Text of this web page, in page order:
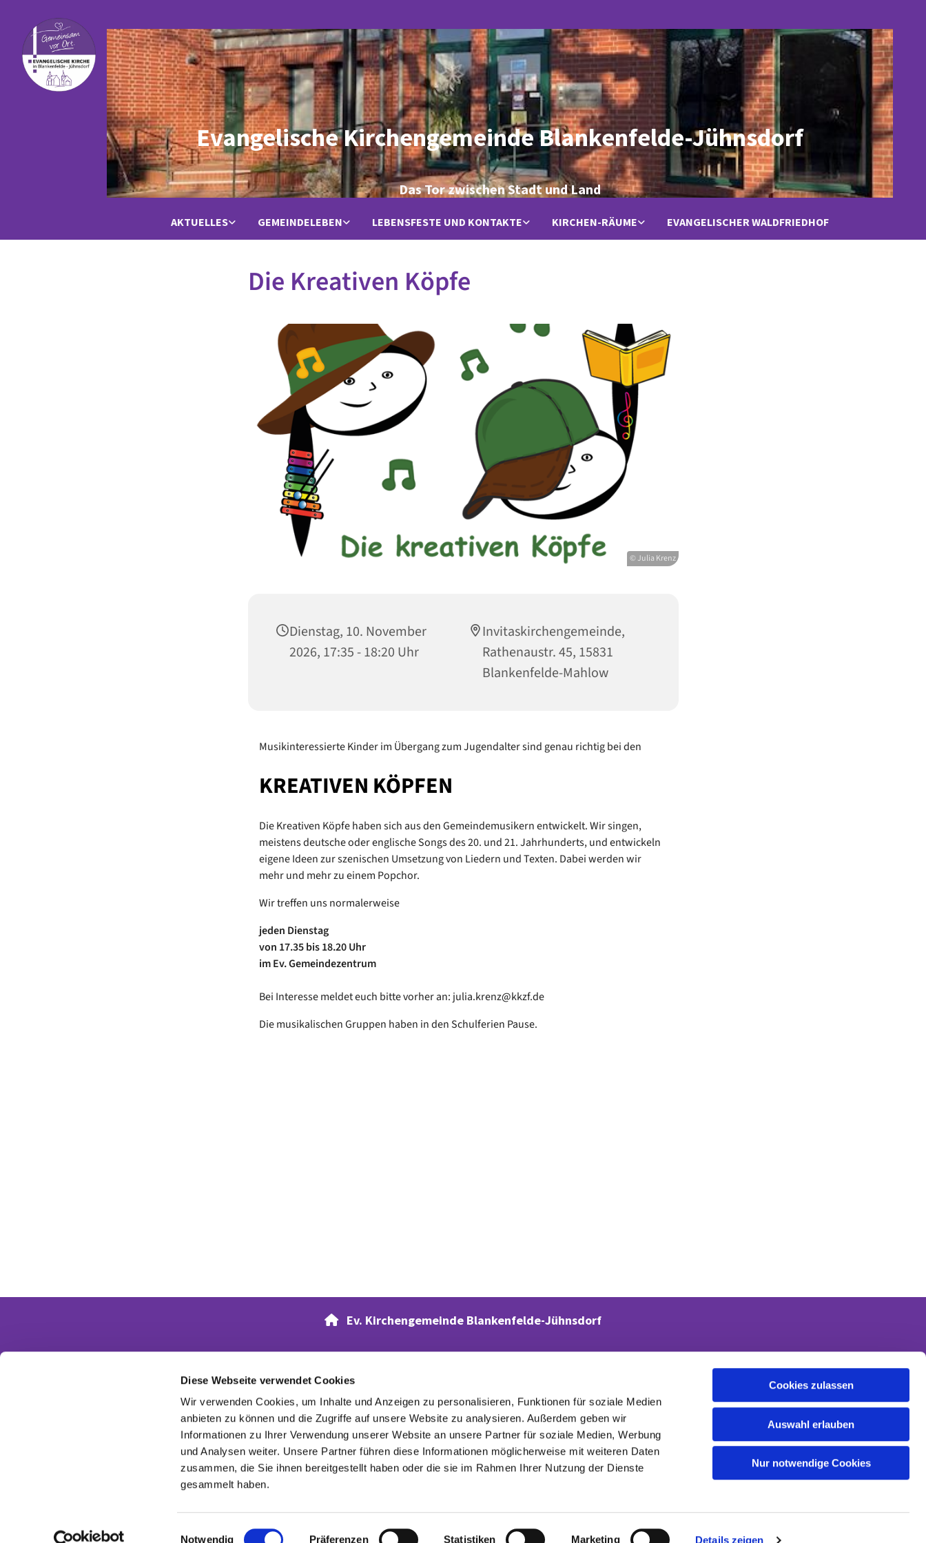
Diese Webseite verwendet Cookies
Wir verwenden Cookies, um Inhalte und Anzeigen zu personalisieren, Funktionen für soziale Medien
anbieten zu können und die Zugriffe auf unsere Website zu analysieren. Außerdem geben wir
Informationen zu Ihrer Verwendung unserer Website an unsere Partner für soziale Medien, Werbung
und Analysen weiter. Unsere Partner führen diese Informationen möglicherweise mit weiteren Daten
zusammen, die Sie ihnen bereitgestellt haben oder die sie im Rahmen Ihrer Nutzung der Dienste
gesammelt haben.
Notwendig Präferenzen Statistiken Marketing Details zeigen
Cookies zulassen
Auswahl erlauben
Nur notwendige Cookies
Evangelische Kirchengemeinde Blankenfelde-Jühnsdorf
Das Tor zwischen Stadt und Land
AKTUELLES GEMEINDELEBEN LEBENSFESTE UND KONTAKTE KIRCHEN-RÄUME EVANGELISCHER WALDFRIEDHOF
Die Kreativen Köpfe
© Julia Krenz
Dienstag, 10. November
2026, 17:35 - 18:20 Uhr
Invitaskirchengemeinde,
Rathenaustr. 45, 15831
Blankenfelde-Mahlow
Musikinteressierte Kinder im Übergang zum Jugendalter sind genau richtig bei den
KREATIVEN KÖPFEN
Die Kreativen Köpfe haben sich aus den Gemeindemusikern entwickelt. Wir singen,
meistens deutsche oder englische Songs des 20. und 21. Jahrhunderts, und entwickeln
eigene Ideen zur szenischen Umsetzung von Liedern und Texten. Dabei werden wir
mehr und mehr zu einem Popchor.
Wir treffen uns normalerweise
jeden Dienstag
von 17.35 bis 18.20 Uhr
im Ev. Gemeindezentrum
Bei Interesse meldet euch bitte vorher an: julia.krenz@kkzf.de
Die musikalischen Gruppen haben in den Schulferien Pause.
Ev. Kirchengemeinde Blankenfelde-Jühnsdorf
Partnergemeinden
Ev. Invitasgemeinde Glasow-Mahlow
Ev. Kirchengemeinde Dahlewitz-Diedersdorf
Ev. Versöhnungsgemeinde Rangsdorf
Ev. Kirchenkreis Zossen-Fläming
EKBO - Evangelisch im Osten
Evangelischer Waldfriedhof
Kontakt
Kontaktinformationen
Impressum